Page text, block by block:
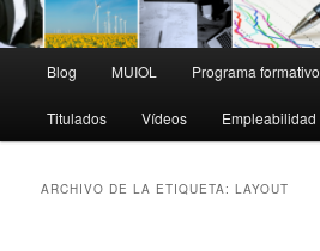
principal
Blog MUIOL Programa formativo
Titulados Vídeos Empleabilidad
ARCHIVO DE LA ETIQUETA:LAYOUT